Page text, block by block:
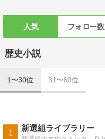
人気 フォロー数
歴史小説
1〜30位 31〜60位
1
新選組ライブラリー